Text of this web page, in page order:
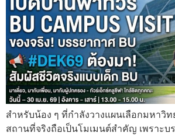
สำหรับน้อง ๆ ที่กำลังวางแผนเลือกมหาวิท
สถานที่จริงถือเป็นโมเมนต์สำคัญ เพราะบ